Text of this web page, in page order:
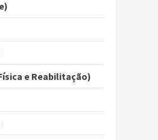
e Reabilitação)